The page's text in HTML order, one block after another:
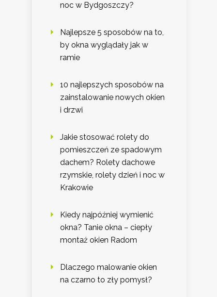
noc w Bydgoszczy?
Najlepsze 5 sposobów na to,
by okna wyglądały jak w
ramie
10 najlepszych sposobów na
zainstalowanie nowych okien
i drzwi
Jakie stosować rolety do
pomieszczeń ze spadowym
dachem? Rolety dachowe
rzymskie, rolety dzień i noc w
Krakowie
Kiedy najpóźniej wymienić
okna? Tanie okna – ciepły
montaż okien Radom
Dlaczego malowanie okien
na czarno to zły pomysł?